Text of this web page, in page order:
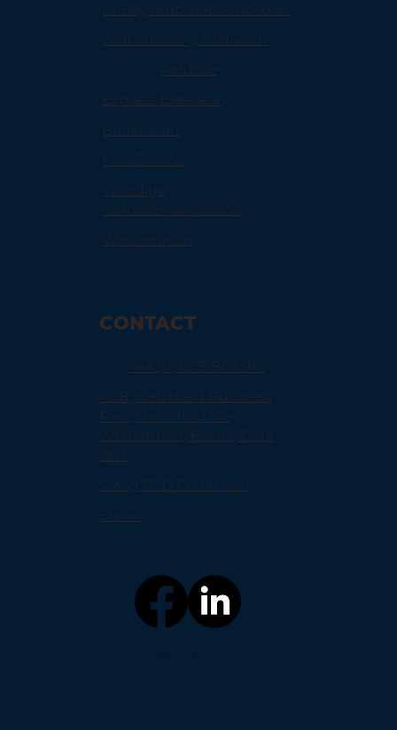
In-Bay Automatic / Rollover
Zelfbediening / Jetwash
Aardolie
Express Exterieur
Buitenkant
Flex-Service
Volledige
schoonmaakservice
Wascentrum
CONTACT
+44 (0) 1275 866 910
As 8, Hawkfield Business
Park, Hawkfield Way,
Whitchurch, Bristol, BS14
0BY
Vraag PSD Codax aan
Steun